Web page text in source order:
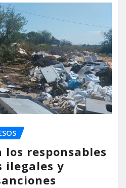
responsables
ilegales y